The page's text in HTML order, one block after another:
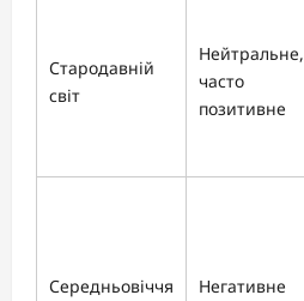
Стародавній
світ
Нейтральне,
часто
позитивне
Середньовіччя Негативне